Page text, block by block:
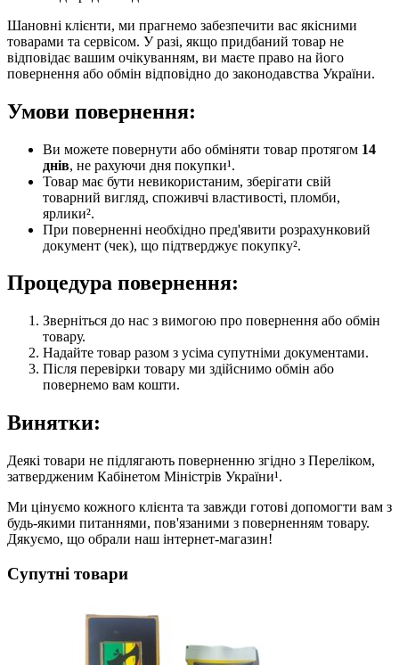
Шановні клієнти, ми прагнемо забезпечити вас якісними
товарами та сервісом. У разі, якщо придбаний товар не
відповідає вашим очікуванням, ви маєте право на його
повернення або обмін відповідно до законодавства України.
Умови повернення:
Ви можете повернути або обміняти товар протягом 14
днів, не рахуючи дня покупки¹.
Товар має бути невикористаним, зберігати свій
товарний вигляд, споживчі властивості, пломби,
ярлики².
При поверненні необхідно пред'явити розрахунковий
документ (чек), що підтверджує покупку².
Процедура повернення:
Зверніться до нас з вимогою про повернення або обмін
товару.
Надайте товар разом з усіма супутніми документами.
Після перевірки товару ми здійснимо обмін або
повернемо вам кошти.
Винятки:
Деякі товари не підлягають поверненню згідно з Переліком,
затвердженим Кабінетом Міністрів України¹.
Ми цінуємо кожного клієнта та завжди готові допомогти вам з
будь-якими питаннями, пов'язаними з поверненням товару.
Дякуємо, що обрали наш інтернет-магазин!
Супутні товари